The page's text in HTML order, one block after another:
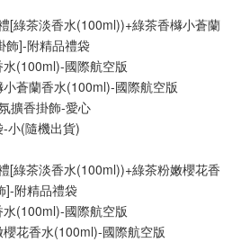
[綠茶淡香水(100ml))+綠茶香櫞小蒼蘭
飾]-附精品禮袋
(100ml)-國際航空版
蒼蘭香水(100ml)-國際航空版
擴香掛飾-愛心
小(隨機出貨)
[綠茶淡香水(100ml))+綠茶粉嫩櫻花香
]-附精品禮袋
(100ml)-國際航空版
花香水(100ml)-國際航空版